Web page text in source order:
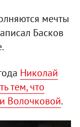
мечты
Басков
Николай
тем, что
Волочковой.